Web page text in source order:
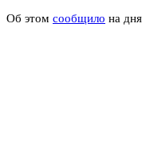
Об этом сообщило на